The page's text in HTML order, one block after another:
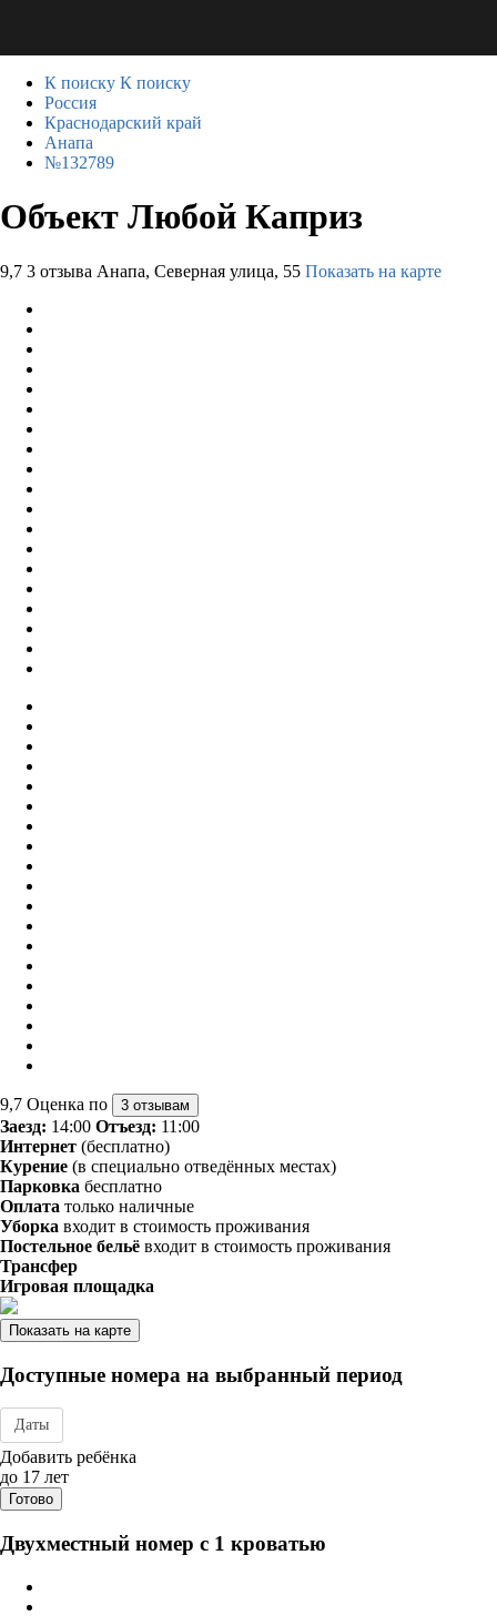
К поиску К поиску
Россия
Краснодарский край
Анапа
№132789
Объект Любой Каприз
9,7 3 отзыва Анапа, Северная улица, 55 Показать на карте
9,7 Оценка по 3 отзывам
Заезд: 14:00 Отъезд: 11:00
Интернет (бесплатно)
Курение (в специально отведённых местах)
Парковка бесплатно
Оплата только наличные
Уборка входит в стоимость проживания
Постельное бельё входит в стоимость проживания
Трансфер
Игровая площадка
Показать на карте
Доступные номера на выбранный период
Даты
Дата заезда - отъезда
Добавить ребёнка
до 17 лет
Готово
Двухместный номер с 1 кроватью